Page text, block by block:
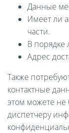
Данные
Имеет ли
части.
В порядке
Адрес
Также
контактные
этом можете не
диспетчеру